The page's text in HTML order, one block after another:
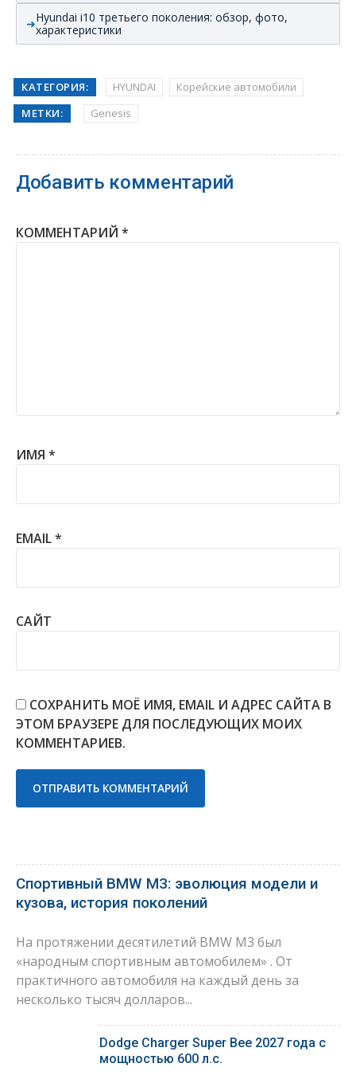
Hyundai i10 третьего поколения: обзор, фото,
характеристики
КАТЕГОРИЯ: HYUNDAI
Корейские автомобили
МЕТКИ:
Genesis
Добавить комментарий
КОММЕНТАРИЙ *
ИМЯ *
EMAIL*
САЙТ
СОХРАНИТЬ МОЁ ИМЯ, EMAIL И АДРЕС САЙТА В
ЭТОМ БРАУЗЕРЕ ДЛЯ ПОСЛЕДУЮЩИХ МОИХ
КОММЕНТАРИЕВ.
Спортивный BMW M3: эволюция модели и
кузова, история поколений
На протяжении десятилетий BMW M3 был
«народным спортивным автомобилем» . От
практичного автомобиля на каждый день за
несколько тысяч долларов...
Dodge Charger Super Bee 2027 года с
мощностью 600 л.с.